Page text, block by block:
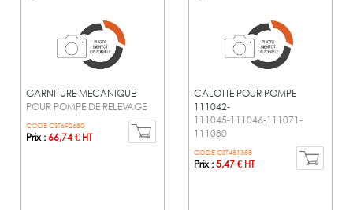
GARNITURE MECANIQUE
POUR POMPE DE RELEVAGE
CODE CST692680
Prix :66,74 € HT
CALOTTE POUR POMPE
111042-
111045-111046-111071-
111080
CODE CST481358
Prix :5,47 € HT